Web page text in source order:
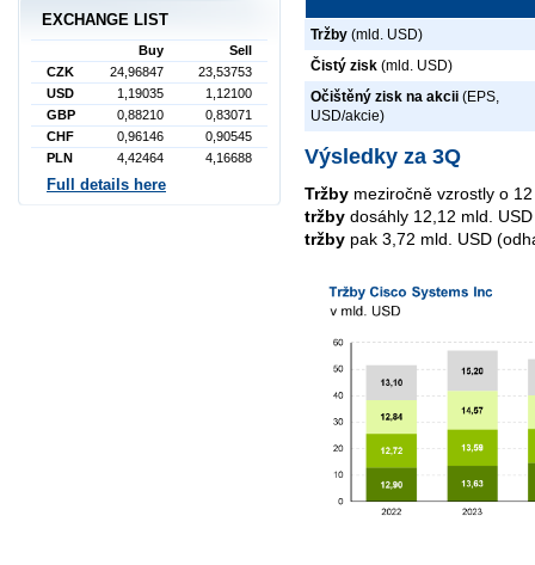
Tržby (mld. USD)
Čistý zisk (mld. USD)
Očištěný zisk na akcii (EPS,
USD/akcie)
Výsledky za 3Q
Tržby meziročně vzrostly o
tržby dosáhly 12,12 mld.
tržby pak 3,72 mld. USD
EXCHANGE LIST
Buy
Sell
CZK
24,96847
23,53753
USD
1,19035
1,12100
GBP
0,88210
0,83071
CHF
0,96146
0,90545
PLN
4,42464 4,16688
Full details here